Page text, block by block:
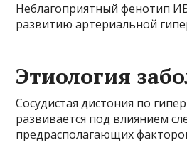
Неблагоприятный фенотип
развитию артериальной
Этиология
Сосудистая дистония по
развивается под влиянием
предрасполагающих